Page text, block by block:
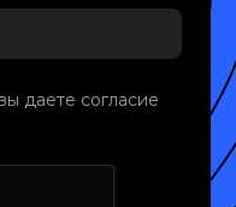
даете согласие